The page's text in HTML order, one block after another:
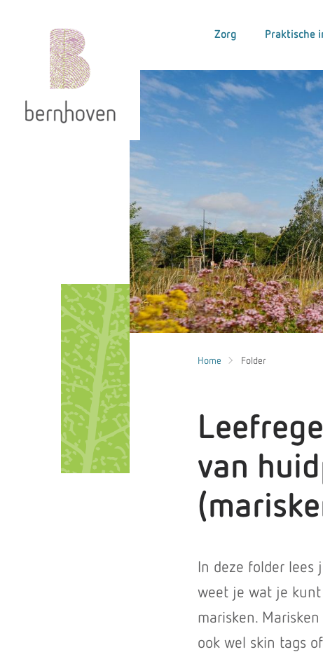
Zorg Praktische
Home Folder
van
In deze folder
weet je wat je kunt
marisken.
ook wel skin tags